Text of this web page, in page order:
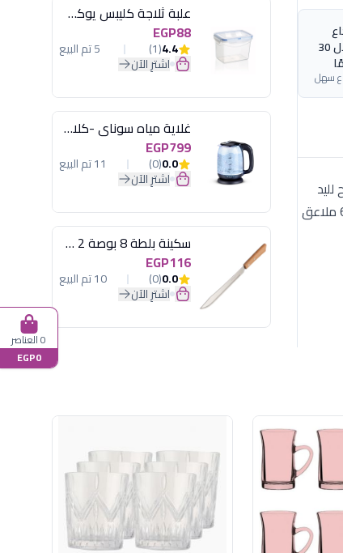
خلال 30
سهل
لليد
ولمعة مرآة جذابة تناسب الاستخدام اليومي والضيوف. تكوين الطقم (خدمة 6 أفراد): 6 ملاعق كبيرة + 6 شوك كبيرة + 6 سكاكين. 6 ملاعق
علبة ثلاجة كليبس يوكسان
EGP88
4.4
(1) 5 تم البيع
اشترِ الآن
غلاية مياه سوناي -كلاسيك 2200 وات، 1.7 لتر زجاج اضائة ليد - MAR-3752
EGP799
0.0
(0) 11 تم البيع
اشترِ الآن
سكينة بلطة 8 بوصة 2 مسمار
EGP116
0.0
(0) 10 تم البيع
اشترِ الآن
0 العناصر
EGP0